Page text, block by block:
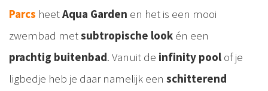
Parcs heetAqua Garden en het is een mooi
zwembad metsubtropische look én een
prachtig buitenbad. Vanuit de infinity pool of je
ligbedje heb je daar namelijk een schitterend